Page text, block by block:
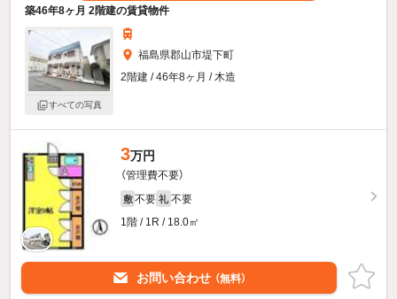
築46年8ヶ月 2階建の賃貸物件
すべての写真
福島県郡山市堤下町
2階建 / 46年8ヶ月 / 木造
3万円
（管理費不要）
敷 不要 礼 不要
1階 / 1R / 18.0㎡
お問い合わせ （無料）